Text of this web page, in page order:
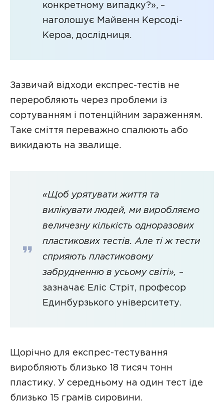
конкретному випадку?», –
наголошує Майвенн Керсоді-
Кероа, дослідниця.
Зазвичай відходи експрес-тестів не
переробляють через проблеми із
сортуванням і потенційним зараженням.
Таке сміття переважно спалюють або
викидають на звалище.
«Щоб урятувати життя та
вилікувати людей, ми виробляємо
величезну кількість одноразових
пластикових тестів. Але ті ж тести
сприяють пластиковому
забрудненню в усьому світі», –
зазначає Еліс Стріт, професор
Единбурзького університету.
Щорічно для експрес-тестування
виробляють близько 18 тисяч тонн
пластику. У середньому на один тест іде
близько 15 грамів сировини.